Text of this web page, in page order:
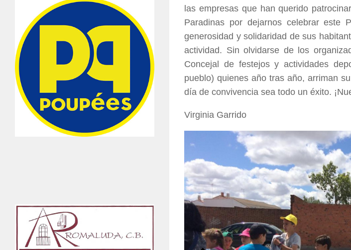
las empresas que han querido
Paradinas por dejarnos celebrar este
generosidad y solidaridad de sus
actividad. Sin olvidarse de los
Concejal de festejos y actividades
pueblo) quienes año tras año, arriman
día de convivencia sea todo un éxito.
Virginia Garrido